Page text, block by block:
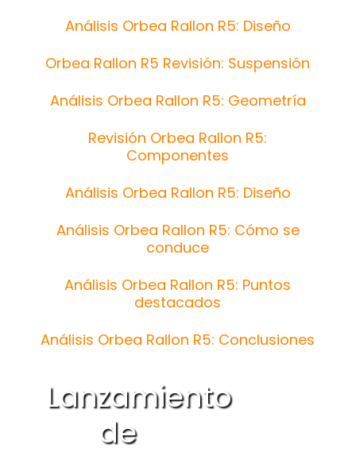
Análisis Orbea Rallon R5: Diseño
Orbea Rallon R5 Revisión: Suspensión
Análisis Orbea Rallon R5: Geometría
Revisión Orbea Rallon R5:
Componentes
Análisis Orbea Rallon R5: Diseño
Análisis Orbea Rallon R5: Cómo se
conduce
Análisis Orbea Rallon R5: Puntos
destacados
Análisis Orbea Rallon R5: Conclusiones
Lanzamiento
de